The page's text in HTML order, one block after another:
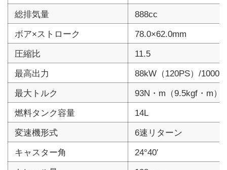
総排気量
888cc
ボア×ストローク
78.0×62.0mm
圧縮比
11.5
最高出力
88kW（120PS）/
最大トルク
93N・m（9.5kgf・m）/
燃料タンク容量
14L
変速機形式
6速リターン
キャスター角
24°40′